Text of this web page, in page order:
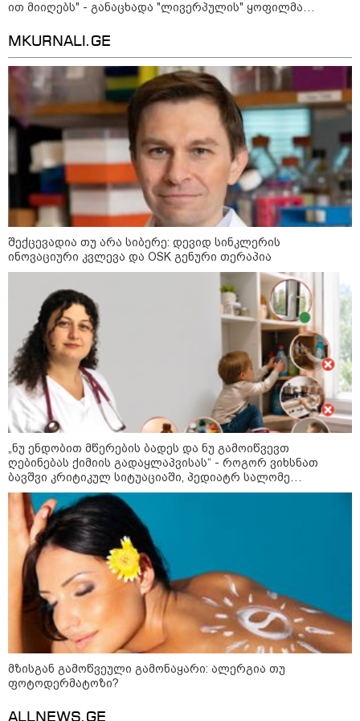
09:00 / 07-08-2026
18 წელი აგვისტოს ომიდან - ტრაგიკული
მოვლენების ქრონოლოგია, რომელიც
შესაძლოა, აღარ გვახსოვს
სად იზღუდება მოძრაობა -
თბილისის მერია ინფორმაციას
ავრცელებს
21:30 / 07-08-2026
თბილისში, ლოზუნგით
„გვახსოვს გმირები, გვახსოვს
20:58 / 07-08-2026
"იპოვონ ერთი გოგონა, ვისაც
გიგა სექსუალურად ავიწროებდა
- თუ გამოჩნდება ასეთი
გოგონა, 10 000 ლარს
ოფიციალურად, სახალხოდ
გადავცემ" - გიგა ავალიანის
დედა განცხადებას ავრცელებს
ით მიიღებს" - განაცხადა "ლივერპულის" ყოფილმა
MKURNALI.GE
შექცევადია თუ არა სიბერე: დევიდ სინკლერის
ინოვაციური კვლევა და OSK გენური თერაპია
„ნუ ენდობით მწერების ბადეს და ნუ გამოიწვევთ
ღებინებას ქიმიის გადაყლაპვისას“ - როგორ ვიხსნათ
ბავშვი კრიტიკულ სიტუაციაში, პედიატრ სალომე
ახვლედიანის რჩევები
მზისგან გამოწვეული გამონაყარი: ალერგია თუ
ფოტოდერმატოზი?
ALLNEWS.GE